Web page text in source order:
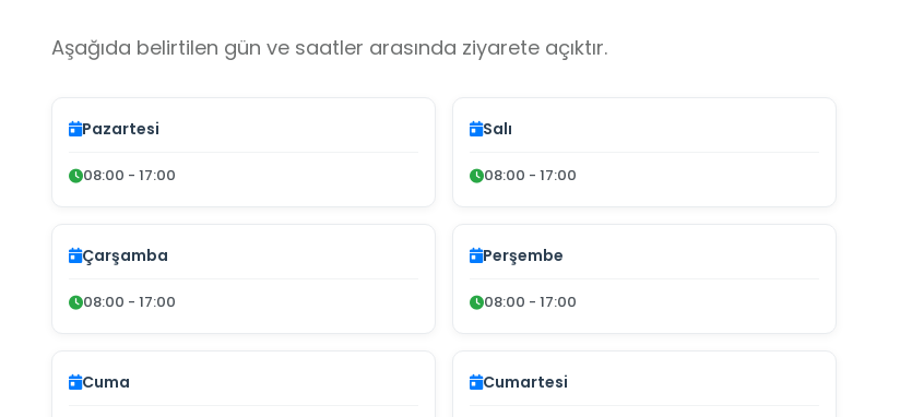
Aşağıda belirtilen gün ve saatler arasında ziyarete açıktır.
Pazartesi
08:00 - 17:00
Salı
08:00 - 17:00
Çarşamba
08:00 - 17:00
Perşembe
08:00 - 17:00
Cuma Cumartesi